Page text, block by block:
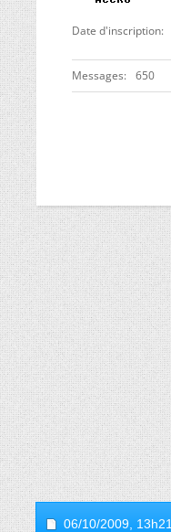
Date d'inscription
Messages 650
06/10/2009, 13h21